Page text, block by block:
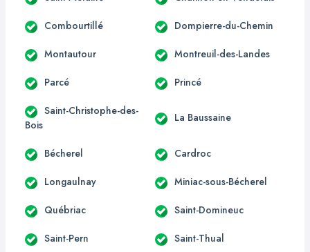
Combourtillé Dompierre-du-Chemin
Montautour Montreuil-des-Landes
Parcé Princé
Saint-Christophe-des-
Bois
La Baussaine
Bécherel Cardroc
Longaulnay Miniac-sous-Bécherel
Québriac Saint-Domineuc
Saint-Pern Saint-Thual